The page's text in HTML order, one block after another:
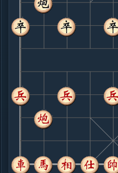
.....车１进１
6. 炮八平九
红+0
.....卒７进１
红+2
7. 兵三进一
红+0
8. 车九平八
红+0
.....车７进３
红+0
9. 马三进四
红+0
.....卒３进１
10. 兵七进一
黑+2
.....马３进２
黑+2
黑+1021
.....砲２进７
黑+1030